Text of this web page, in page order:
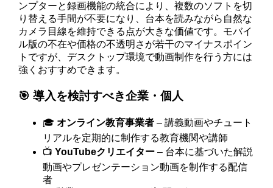
ンプターと録画機能の統合により、複数のソフトを切
り替える手間が不要になり、台本を読みながら自然な
カメラ目線を維持できる点が大きな価値です。モバイ
ル版の不在や価格の不透明さが若干のマイナスポイン
トですが、デスクトップ環境で動画制作を行う方には
強くおすすめできます。
🎯 導入を検討すべき企業・個人
🎓オンライン教育事業者 – 講義動画やチュート
リアルを定期的に制作する教育機関や講師
📺YouTubeクリエイター – 台本に基づいた解説
動画やプレゼンテーション動画を制作する配信
者